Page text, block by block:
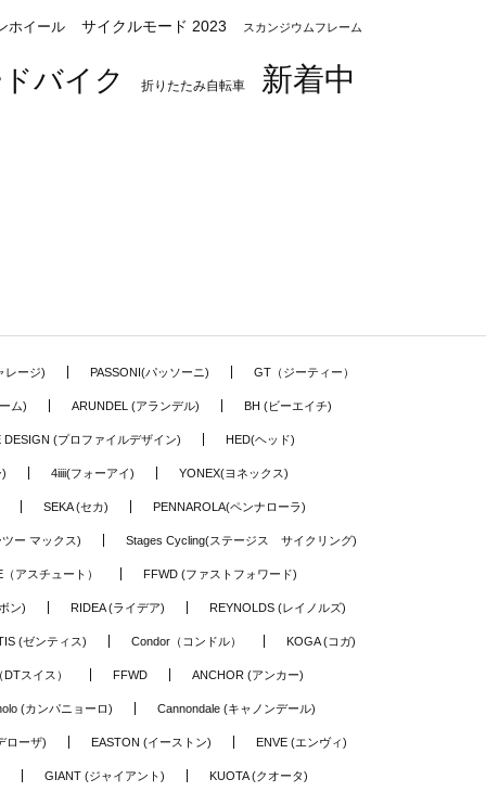
ホイール サイクルモード 2023 スカンジウムフレーム
バイク 折りたたみ自転車 新着中
レージ) PASSONI(パッソーニ) GT（ジーティー）
ム) ARUNDEL (アランデル) BH (ビーエイチ)
DESIGN (プロファイルデザイン) HED(ヘッド)
4iiii(フォーアイ) YONEX(ヨネックス)
SEKA (セカ) PENNAROLA(ペンナローラ)
ー マックス) Stages Cycling(ステージス サイクリング)
アスチュート） FFWD (ファストフォワード)
ン) RIDEA (ライデア) REYNOLDS (レイノルズ)
(ゼンティス) Condor（コンドル） KOGA (コガ)
スイス） FFWD ANCHOR (アンカー)
(カンパニョーロ) Cannondale (キャノンデール)
ローザ) EASTON (イーストン) ENVE (エンヴィ)
GIANT (ジャイアント) KUOTA (クオータ)